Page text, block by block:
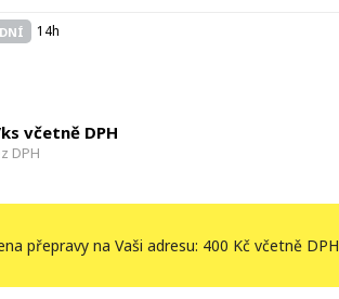
14h
včetně DPH
DPH
přepravy na Vaši adresu: 400 Kč včetně DPH